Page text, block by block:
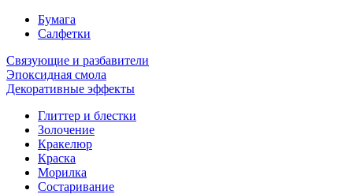
Бумага
Салфетки
Связующие и разбавители
Эпоксидная смола
Декоративные эффекты
Глиттер и блестки
Золочение
Кракелюр
Краска
Морилка
Состаривание